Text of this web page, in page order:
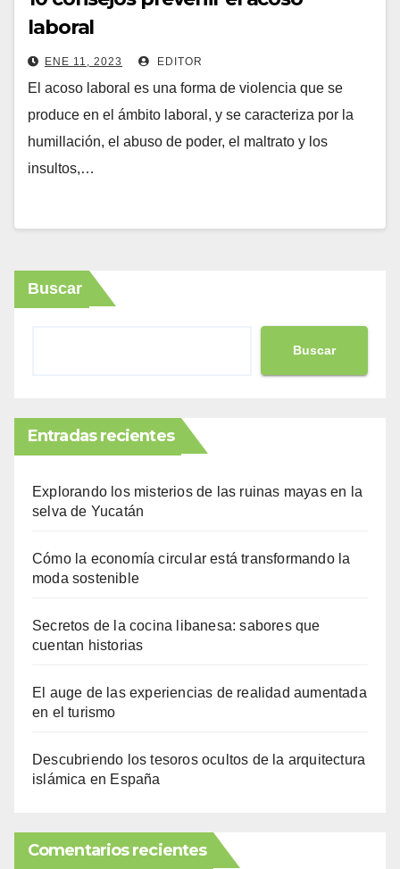
laboral
ENE 11, 2023 EDITOR
El acoso laboral es una forma de violencia que se
produce en el ámbito laboral, y se caracteriza por la
humillación, el abuso de poder, el maltrato y los
insultos,…
Buscar
Buscar
Entradas recientes
Explorando los misterios de las ruinas mayas en la
selva de Yucatán
Cómo la economía circular está transformando la
moda sostenible
Secretos de la cocina libanesa: sabores que
cuentan historias
El auge de las experiencias de realidad aumentada
en el turismo
Descubriendo los tesoros ocultos de la arquitectura
islámica en España
Comentarios recientes